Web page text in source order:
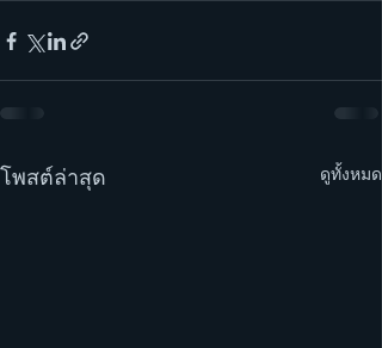
โพสต์ล่าสุด ดูทั้งหมด